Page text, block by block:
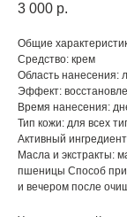
3 000 р.
Общие
Средство: крем
Область нанесения:
Эффект:
Время нанесения:
Тип кожи: для всех
Активный
Масла и экстракты:
пшеницы Способ
и вечером после